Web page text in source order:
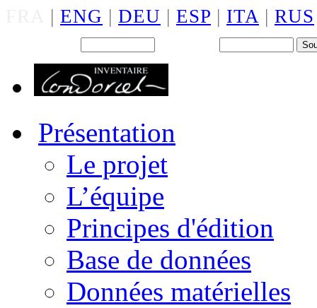
| ENG | DEU | ESP | ITA | RUS
Présentation
Le projet
L’équipe
Principes d'édition
Base de données
Données matérielles